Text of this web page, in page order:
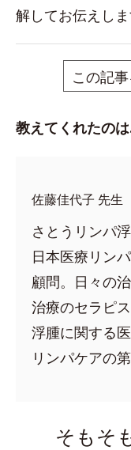
解してお伝えしま
この記
教えてくれたの
佐藤佳代子 先生
さとうリンパ
日本医療リン
顧問。日々の
治療のセラピ
浮腫に関する
リンパケアの第
そもそ